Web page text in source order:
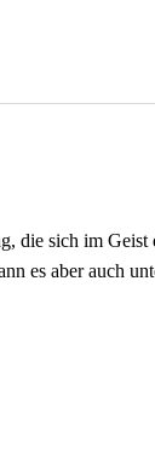
die sich im
es aber auch